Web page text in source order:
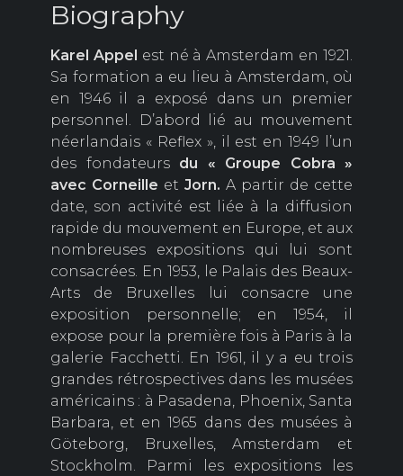
Biography
Karel Appel est né à Amsterdam en 1921.
Sa formation a eu lieu à Amsterdam, où
en 1946 il a exposé dans un premier
personnel. D’abord lié au mouvement
néerlandais « Reflex », il est en 1949 l’un
des fondateurs du « Groupe Cobra »
avec Corneille et Jorn. A partir de cette
date, son activité est liée à la diffusion
rapide du mouvement en Europe, et aux
nombreuses expositions qui lui sont
consacrées. En 1953, le Palais des Beaux-
Arts de Bruxelles lui consacre une
exposition personnelle; en 1954, il
expose pour la première fois à Paris à la
galerie Facchetti. En 1961, il y a eu trois
grandes rétrospectives dans les musées
américains : à Pasadena, Phoenix, Santa
Barbara, et en 1965 dans des musées à
Göteborg, Bruxelles, Amsterdam et
Stockholm. Parmi les expositions les